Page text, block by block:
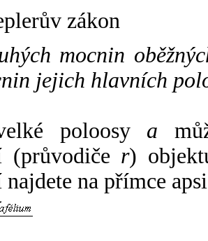
zákon
mocnin
jejich hlavních
poloosy a
(průvodiče r)
na přímce